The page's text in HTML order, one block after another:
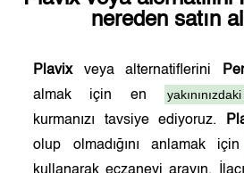
nereden satın
Plavixveya alternatiflerini
almak için en
kurmanızı tavsiye ediyoruz.
olup olmadığını anlamak için